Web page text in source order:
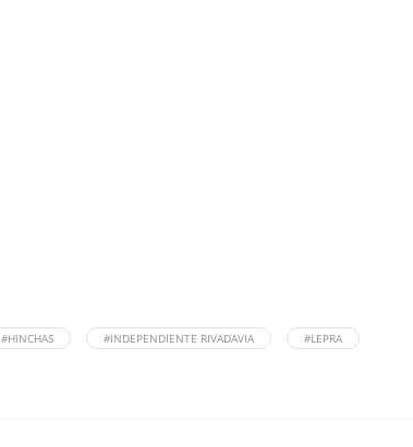
#HINCHAS #INDEPENDIENTE RIVADAVIA
#LEPRA